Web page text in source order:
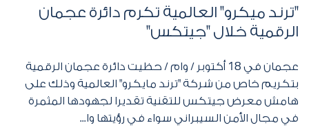
"ترند ميكرو" العالمية تكرم دائرة عجمان
الرقمية خلال "جيتكس"
عجمان في18 أكتوبر / وام / حظيت دائرة عجمان الرقمية
بتكريم خاص من شركة "ترند مايكرو" العالمية وذلك على
هامش معرض جيتكس للتقنية تقديرا لجهودها المثمرة
في مجال الأمن السيبراني سواء في رؤيتها وا...